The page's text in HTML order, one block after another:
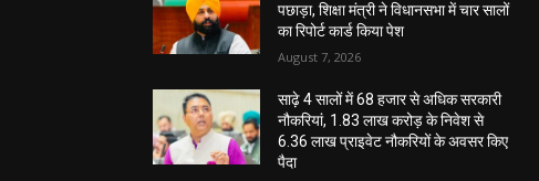
पछाड़ा, शिक्षा मंत्री ने विधानसभा में चार सालों
का रिपोर्ट कार्ड किया पेश
August 7, 2026
साढ़े 4 सालों में 68 हजार से अधिक सरकारी
नौकरियां, 1.83 लाख करोड़ के निवेश से
6.36 लाख प्राइवेट नौकरियों के अवसर किए
पैदा